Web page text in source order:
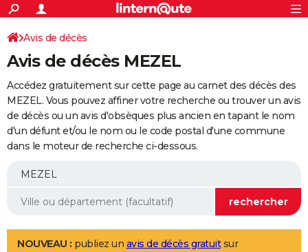
ACTUALITÉS
Politique
Société
Faits Divers
Education
Monde
Villes
+
SPORT
Coupe du monde 2026
Football
Tennis
Cyclisme
Rugby
Forum
Programme TV
TNT
Streaming
Cinéma
Sorties cinéma
Musique
+
FINANCE
Retraite
Impôts
Epargne
Immobilier
Risques naturels par ville
Banque
Assurance
Crédit
AUTO
Essais
Réserver un essai
Citadines
Berlines
SUV
Forum auto
+
Mobiles
Meilleur smartphone
Internet
Ordinateurs
Jeux vidéo
Guide high-tech
Aménagement intérieur
LIFESTYLE
Avis de décès
Avis de décès MEZEL
Accédez gratuitement sur cette page au carnet des décès des
MEZEL. Vous pouvez affiner votre recherche ou trouver un avis
de décès ou un avis d'obsèques plus ancien en tapant le nom
d'un défunt et/ou le nom ou le code postal d'une commune
dans le moteur de recherche ci-dessous.
NOUVEAU : publiez un avis de décès gratuitsur